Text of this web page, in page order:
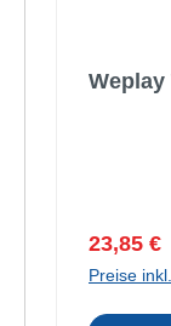
Weplay
23,85 €
Preise